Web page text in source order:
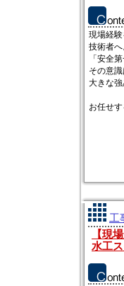
現場経
技術者へ
「安全
その意
大きな強
お任せ
工
【現
水工